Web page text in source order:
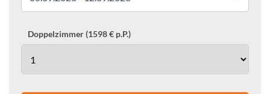
Doppelzimmer (1598 € p.P.)